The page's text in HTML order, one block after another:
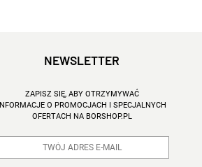
NEWSLETTER
ZAPISZ SIĘ, ABY OTRZYMYWAĆ
INFORMACJE O PROMOCJACH I SPECJALNYCH
OFERTACH NA BORSHOP.PL